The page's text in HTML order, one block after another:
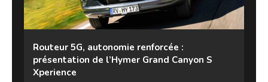
Routeur 5G, autonomie renforcée :
présentation de l’Hymer Grand Canyon S
Xperience